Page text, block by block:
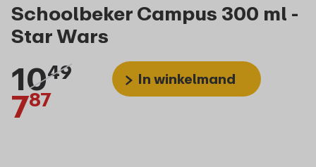
Schoolbeker Campus 300 ml -
Star Wars
1049
787
In winkelmand